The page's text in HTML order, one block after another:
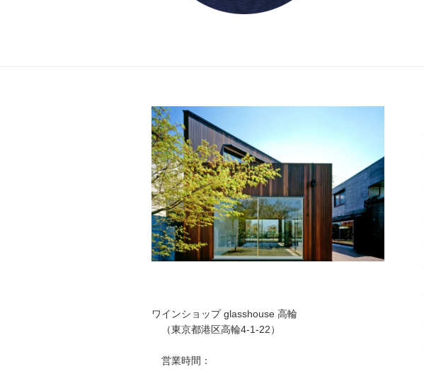
ワインショップ glasshouse 高輪
（東京都港区高輪4-1-22）
営業時間：